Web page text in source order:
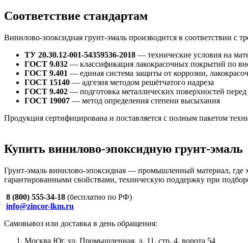
Соответствие стандартам
Винилово-эпоксидная грунт-эмаль производится в соответствии с
ТУ 20.30.12-001-54359536-2018 — технические условия на
ГОСТ 9.032 — классификация лакокрасочных покрытий по
ГОСТ 9.401 — единая система защиты от коррозии,
ГОСТ 15140 — адгезия методом решётчатого надреза
ГОСТ 9.402 — подготовка металлических поверхностей
ГОСТ 19007 — метод определения степени высыхания
Продукция сертифицирована и поставляется с полным пакетом
Купить винилово-эпоксидную грунт-эмаль
Грунт-эмаль винилово-эпоксидная — промышленный материал, где
гарантированными свойствами, техническую поддержку при
8 (800) 555-34-18 (бесплатно по РФ)
info@zincor-lkm.ru
Самовывоз или доставка в день обращения:
Москва Юг, ул. Промышленная, д. 11, стр. 4, ворота 54